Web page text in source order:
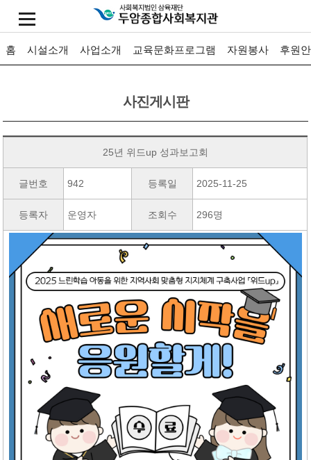
홈 시설소개 사업소개 교육문화프로그램 자원봉사 후원
사진게시판
25년 위드up 성과보고회
글번호 942 등록일 2025-11-25
등록자 운영자 조회수 296명